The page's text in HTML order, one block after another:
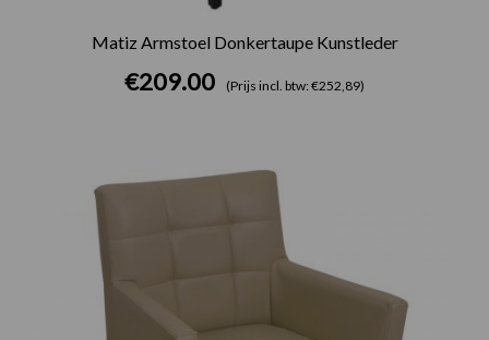
Matiz Armstoel Donkertaupe Kunstleder
€209.00 (Prijs incl. btw: €252,89)